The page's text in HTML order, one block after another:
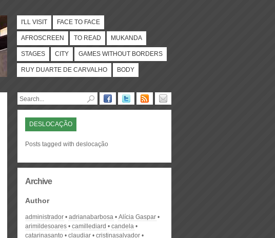
I'LL VISIT FACE TO FACE
AFROSCREEN TO READ MUKANDA
STAGES CITY GAMES WITHOUT BORDERS
RUY DUARTE DE CARVALHO BODY
DESLOCAÇÃO
Posts tagged with deslocação
Archive
Author
administrador adrianabarbosa
Alícia Gaspar
arimildesoares
camillediard
candela
catarinasanto
claudiar
cristinasalvador